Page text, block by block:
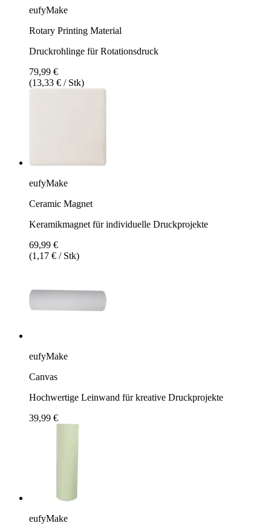
eufyMake
Rotary Printing Material
Druckrohlinge für Rotationsdruck
79,99 €
(13,33 € / Stk)
eufyMake
Ceramic Magnet
Keramikmagnet für individuelle Druckprojekte
69,99 €
(1,17 € / Stk)
eufyMake
Canvas
Hochwertige Leinwand für kreative Druckprojekte
39,99 €
eufyMake